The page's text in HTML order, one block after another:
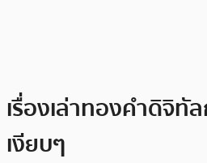
เรื่องเล่าทองคำดิจิทั
เงียบๆ